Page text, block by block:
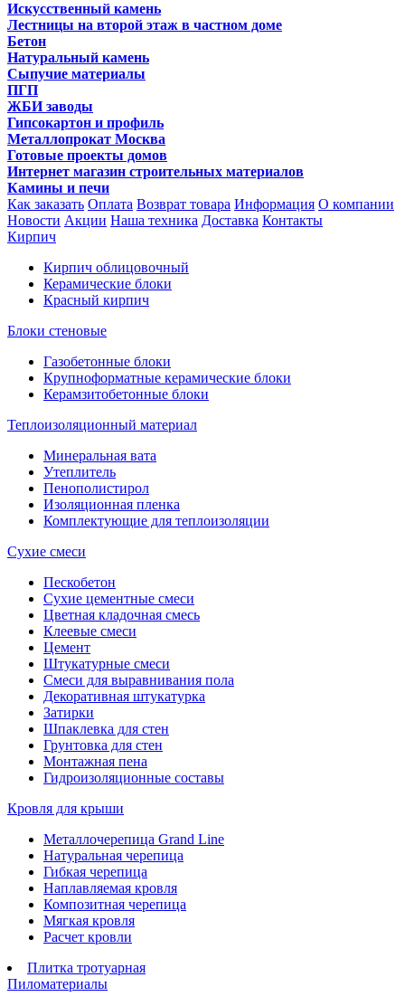
Искусственный камень
Лестницы на второй этаж в частном доме
Бетон
Натуральный камень
Сыпучие материалы
ПГП
ЖБИ заводы
Гипсокартон и профиль
Металлопрокат Москва
Готовые проекты домов
Интернет магазин строительных материалов
Камины и печи
Как заказать Оплата Возврат товара Информация О компании
Новости Акции Наша техника Доставка Контакты
Кирпич
Кирпич облицовочный
Керамические блоки
Красный кирпич
Блоки стеновые
Газобетонные блоки
Крупноформатные керамические блоки
Керамзитобетонные блоки
Теплоизоляционный материал
Минеральная вата
Утеплитель
Пенополистирол
Изоляционная пленка
Комплектующие для теплоизоляции
Сухие смеси
Пескобетон
Сухие цементные смеси
Цветная кладочная смесь
Клеевые смеси
Цемент
Штукатурные смеси
Смеси для выравнивания пола
Декоративная штукатурка
Затирки
Шпаклевка для стен
Грунтовка для стен
Монтажная пена
Гидроизоляционные составы
Кровля для крыши
Металлочерепица Grand Line
Натуральная черепица
Гибкая черепица
Наплавляемая кровля
Композитная черепица
Мягкая кровля
Расчет кровли
Плитка тротуарная
Пиломатериалы